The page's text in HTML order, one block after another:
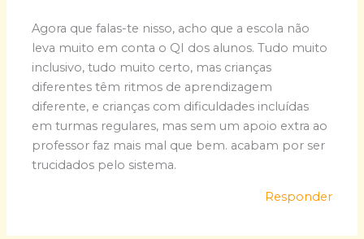
Agora que falas-te nisso, acho que a escola não
leva muito em conta o QI dos alunos. Tudo muito
inclusivo, tudo muito certo, mas crianças
diferentes têm ritmos de aprendizagem
diferente, e crianças com dificuldades incluídas
em turmas regulares, mas sem um apoio extra ao
professor faz mais mal que bem. acabam por ser
trucidados pelo sistema.
Responder